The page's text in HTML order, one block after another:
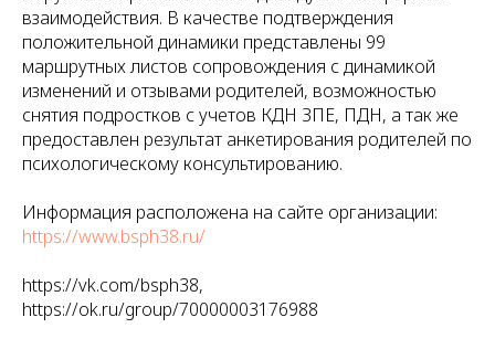
взаимодействия. В качестве подтверждения
положительной динамики представлены 99
маршрутных листов сопровождения с динамикой
изменений и отзывами родителей, возможностью
снятия подростков с учетов КДН ЗПЕ, ПДН, а так же
предоставлен результат анкетирования родителей по
психологическому консультированию.
Информация расположена на сайте организации:
https://www.bsph38.ru/
https://vk.com/bsph38,
https://ok.ru/group/70000003176988